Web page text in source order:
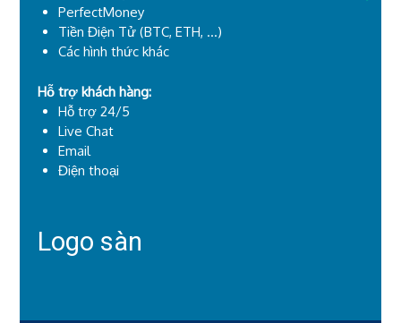
PerfectMoney
Tiền Điện Tử (BTC, ETH, ...)
Các hình thức khác
Hỗ trợ khách hàng:
Hỗ trợ 24/5
Live Chat
Email
Điện thoại
Logo sàn